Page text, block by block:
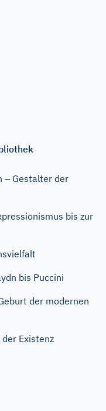
– Gestalter der
bis zur
bis Puccini
der modernen
Existenz